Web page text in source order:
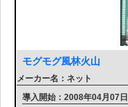
モグモグ風林火山
メーカー名：ネット
導入開始：2008年04月07日